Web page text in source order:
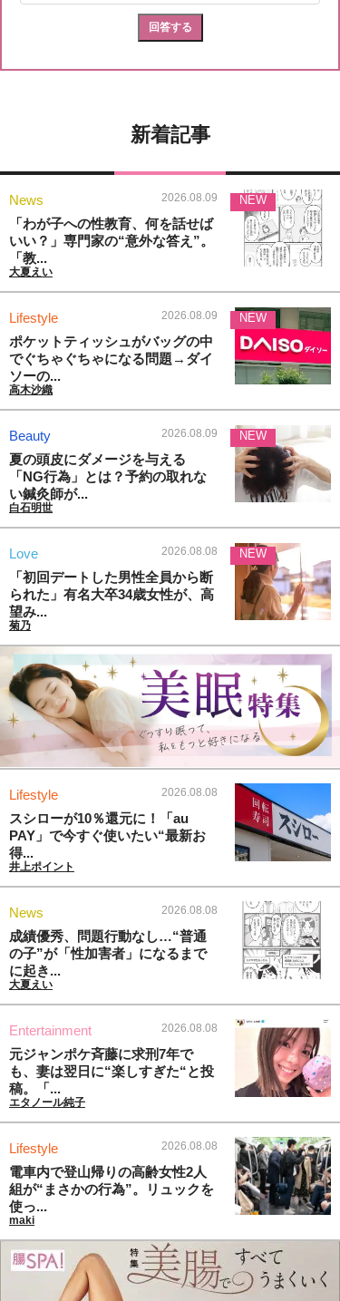
新着記事
News 2026.08.09
「わが子への性教育、何を話せば
いい？」専門家の“意外な答え”。
「教...
大夏えい
NEW
Lifestyle 2026.08.09
ポケットティッシュがバッグの中
でぐちゃぐちゃになる問題→ダイ
ソーの...
高木沙織
NEW
Beauty 2026.08.09
夏の頭皮にダメージを与える
「NG行為」とは？予約の取れな
い鍼灸師が...
白石明世
NEW
Love 2026.08.08
「初回デートした男性全員から断
られた」有名大卒34歳女性が、高
望み...
菊乃
NEW
Lifestyle 2026.08.08
スシローが10％還元に！「au
PAY」で今すぐ使いたい“最新お
得...
井上ポイント
News 2026.08.08
成績優秀、問題行動なし…“普通
の子”が「性加害者」になるまで
に起き...
大夏えい
Entertainment 2026.08.08
元ジャンポケ斉藤に求刑7年で
も、妻は翌日に“楽しすぎた“と投
稿。「...
エタノール純子
Lifestyle 2026.08.08
電車内で登山帰りの高齢女性2人
組が“まさかの行為”。リュックを
使っ...
maki